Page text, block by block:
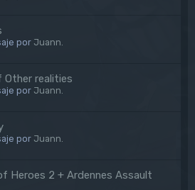
por Juann.
Other realities
por Juann.
por Juann.
Heroes 2 + Ardennes Assault